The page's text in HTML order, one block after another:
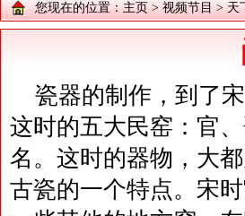
您现在的位置： 主页 > 视频节目 > 天
瓷器的制作，到了
这时的五大民窑：官
名。这时的器物，大
古瓷的一个特点。宋